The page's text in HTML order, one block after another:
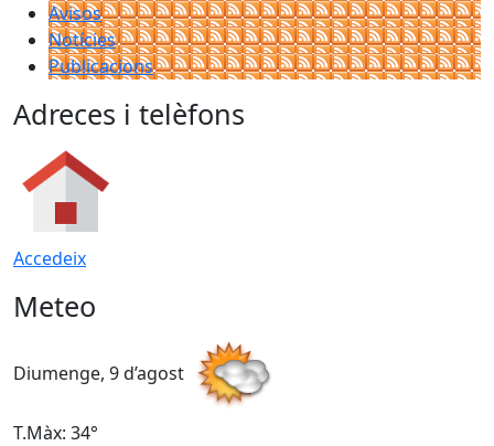
Avisos
Notícies
Publicacions
Adreces i telèfons
Accedeix
Meteo
Diumenge, 9 d’agost
T.Màx: 34°